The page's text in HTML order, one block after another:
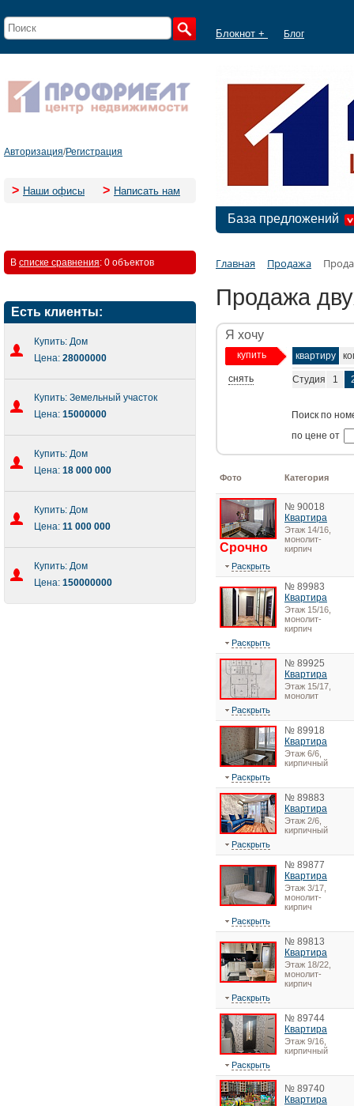
Блокнот + Блог
Авторизация/Регистрация
> Наши офисы > Написать нам
База предложений
В списке сравнения: 0 объектов
Есть клиенты:
Купить: Дом
Цена: 28000000
Купить: Земельный участок
Цена: 15000000
Купить: Дом
Цена: 18 000 000
Купить: Дом
Цена: 11 000 000
Купить: Дом
Цена: 150000000
Главная Продажа
Продажа
Я хочу
купить
снять
квартиру
Студия 1
Поиск по
по цене от
Фото Категория
Срочно
№ 90018
Квартира
Этаж 14/16,
монолит-
кирпич
Раскрыть
№ 89983
Квартира
Этаж 15/16,
монолит-
кирпич
Раскрыть
№ 89925
Квартира
Этаж 15/17,
монолит
Раскрыть
№ 89918
Квартира
Этаж 6/6,
кирпичный
Раскрыть
№ 89883
Квартира
Этаж 2/6,
кирпичный
Раскрыть
№ 89877
Квартира
Этаж 3/17,
монолит-
кирпич
Раскрыть
№ 89813
Квартира
Этаж 18/22,
монолит-
кирпич
Раскрыть
№ 89744
Квартира
Этаж 9/16,
кирпичный
Раскрыть
№ 89740
Квартира